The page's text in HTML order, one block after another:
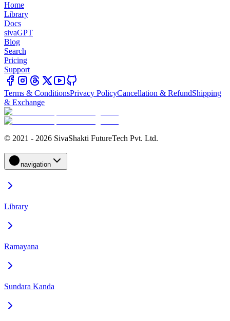
Home
Library
Docs
sivaGPT
Blog
Search
Pricing
Support
Terms & ConditionsPrivacy PolicyCancellation & RefundShipping
& Exchange
© 2021 - 2026 SivaShakti FutureTech Pvt. Ltd.
navigation
Library
Ramayana
Sundara Kanda